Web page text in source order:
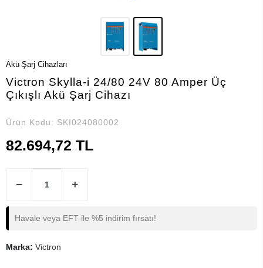
Akü Şarj Cihazları
Victron Skylla-i 24/80 24V 80 Amper Üç
Çıkışlı Akü Şarj Cihazı
Ürün Kodu: SKI024080002
82.694,72 TL
Havale veya EFT ile %5 indirim fırsatı!
Marka: Victron